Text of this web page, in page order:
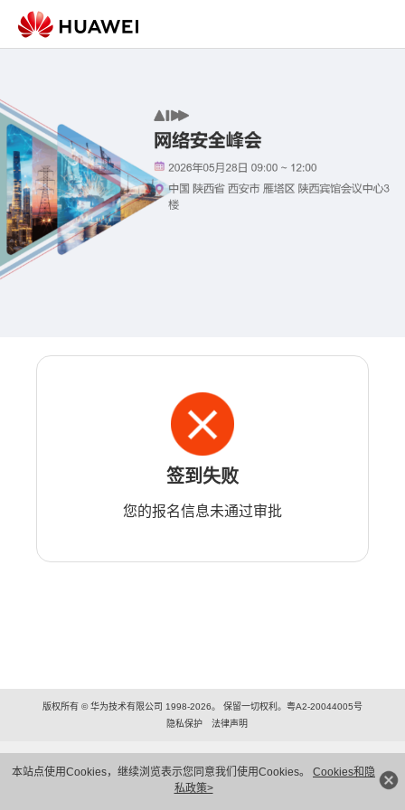
本站点使用Cookies，继续浏览表示您同意我们使用Cookies。 Cookies和隐
私政策>
签到失败
您的报名信息未通过审批
版权所有 © 华为技术有限公司 1998-2026。 保留一切权利。粤A2-20044005号
隐私保护
法律声明